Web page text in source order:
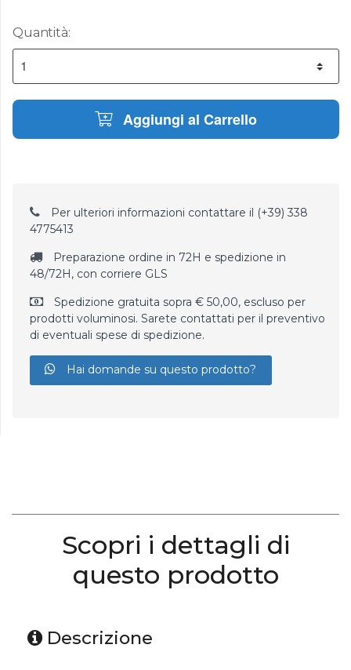
Quantità:
Aggiungi al Carrello
Per ulteriori informazioni contattare il (+39) 338
4775413
Preparazione ordine in 72H e spedizione in
48/72H, con corriere GLS
Spedizione gratuita sopra € 50,00, escluso per
prodotti voluminosi. Sarete contattati per il preventivo
di eventuali spese di spedizione.
Hai domande su questo prodotto?
Scopri i dettagli di
questo prodotto
Descrizione